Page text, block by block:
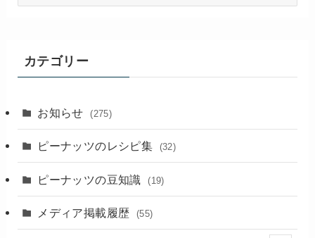
カテゴリー
お知らせ (275)
ピーナッツのレシピ集 (32)
ピーナッツの豆知識 (19)
メディア掲載履歴 (55)